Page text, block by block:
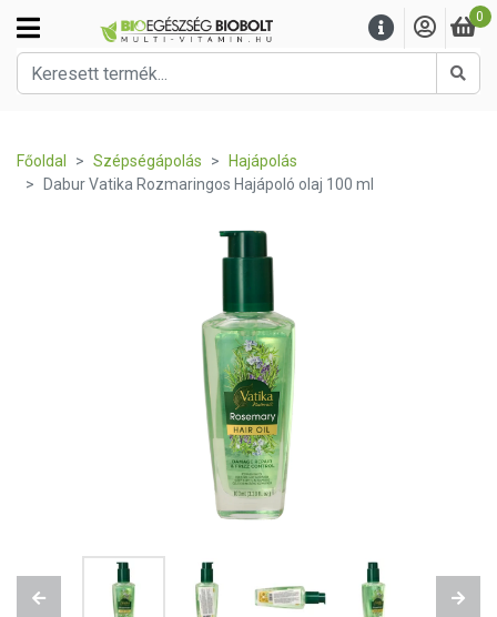
0
Főoldal Szépségápolás
Hajápolás
Dabur Vatika Rozmaringos Hajápoló olaj 100 ml
Previous Next